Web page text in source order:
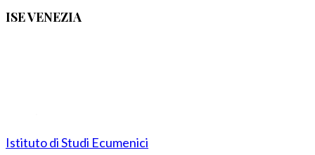
ISE VENEZIA
Istituto di Studi Ecumenici